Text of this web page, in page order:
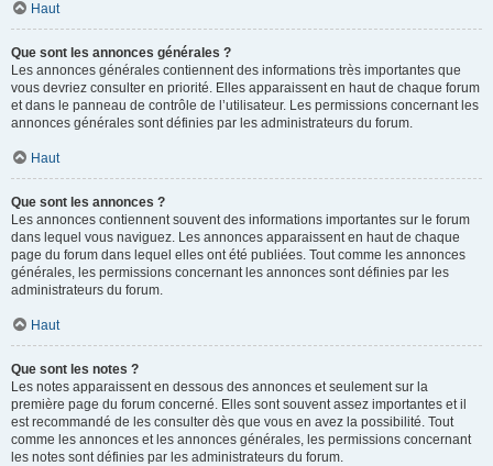
Haut
Que sont les annonces générales ?
Les annonces générales contiennent des informations très importantes que
vous devriez consulter en priorité. Elles apparaissent en haut de chaque forum
et dans le panneau de contrôle de l’utilisateur. Les permissions concernant les
annonces générales sont définies par les administrateurs du forum.
Haut
Que sont les annonces ?
Les annonces contiennent souvent des informations importantes sur le forum
dans lequel vous naviguez. Les annonces apparaissent en haut de chaque
page du forum dans lequel elles ont été publiées. Tout comme les annonces
générales, les permissions concernant les annonces sont définies par les
administrateurs du forum.
Haut
Que sont les notes ?
Les notes apparaissent en dessous des annonces et seulement sur la
première page du forum concerné. Elles sont souvent assez importantes et il
est recommandé de les consulter dès que vous en avez la possibilité. Tout
comme les annonces et les annonces générales, les permissions concernant
les notes sont définies par les administrateurs du forum.